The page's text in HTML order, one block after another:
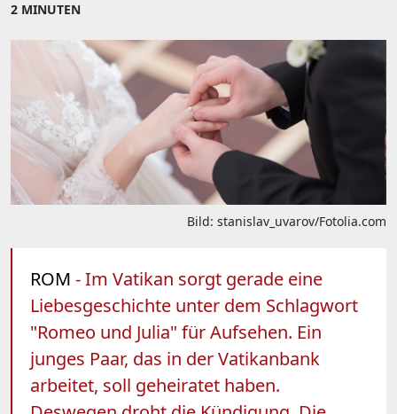
2 MINUTEN
Bild: stanislav_uvarov/Fotolia.com
ROM - Im Vatikan sorgt gerade eine
Liebesgeschichte unter dem Schlagwort
"Romeo und Julia" für Aufsehen. Ein
junges Paar, das in der Vatikanbank
arbeitet, soll geheiratet haben.